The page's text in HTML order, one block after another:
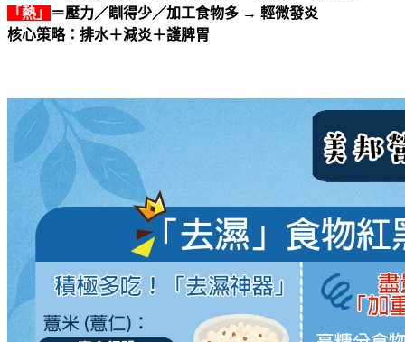
「熱」
＝壓力／瞓得少／加工食物多 → 輕微發炎
核心策略：排水＋減炎＋護脾胃